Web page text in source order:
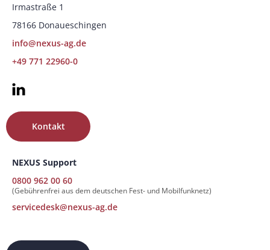
Irmastraße 1
78166 Donaueschingen
info@nexus-ag.de
+49 771 22960-0
NEXUS Support
0800 962 00 60
(Gebührenfrei aus dem deutschen Fest- und Mobilfunknetz)
servicedesk@nexus-ag.de
Kontakt